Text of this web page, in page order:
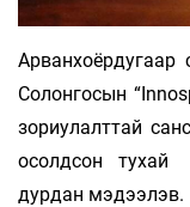
Солонгосын
зориулалттай
осолдсон тухай
дурдан мэдээлэв.